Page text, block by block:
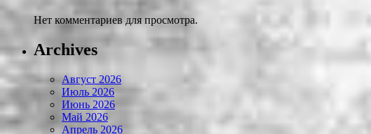
Нет комментариев для просмотра.
Archives
Август 2026
Июль 2026
Июнь 2026
Май 2026
Апрель 2026